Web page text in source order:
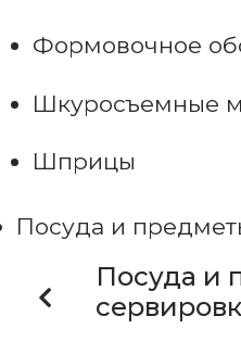
Формовочное
Шкуросъемные
Шприцы
Посуда и
Посуда и